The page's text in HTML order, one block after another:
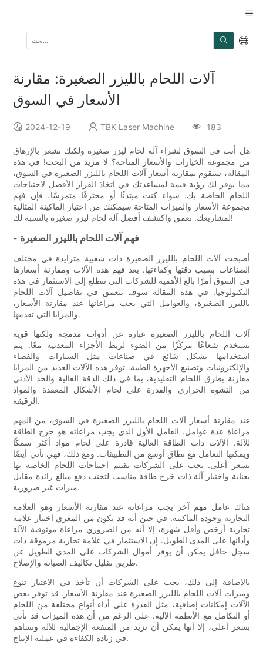
آلات اللحام بالليزر الصغيرة: مقارنة
الأسعار في السوق
2024-12-19 TBK Laser Machine 183
هل أنت في السوق لشراء آلة لحام ليزر صغيرة ولكنك تشعر بالإرهاق
من مجموعة الخيارات والأسعار المتاحة؟ لا مزيد من البحث! في هذه
المقالة، سنقوم بمقارنة أسعار آلات اللحام بالليزر الصغيرة في السوق،
مما يوفر لك رؤية قيمة لمساعدتك في اتخاذ القرار الأفضل لاحتياجات
اللحام الخاصة بك. سواء كنت مبتدئًا أو محترفًا متمرسًا، فإن فهم
مجموعة الأسعار والميزات المتاحة سيمكنك من اختيار الماكينة المثالية
لمشاريعك. تعمق واكتشف أفضل آلة لحام ليزر صغيرة بالنسبة لك!
- فهم آلات اللحام بالليزر الصغيرة
أصبحت آلات اللحام بالليزر الصغيرة ذات شعبية متزايدة في مختلف
الصناعات بسبب دقتها وكفاءتها. يعد فهم هذه الآلات ومقارنة أسعارها
في السوق أمرًا بالغ الأهمية للشركات التي تتطلع إلى الاستثمار في هذه
التكنولوجيا. في هذه المقالة سوف نتعمق في تفاصيل آلات اللحام
بالليزر الصغيرة، والعوامل التي يجب مراعاتها عند مقارنة الأسعار،
والمزايا التي تقدمها.
آلات اللحام بالليزر الصغيرة عبارة عن أدوات مدمجة ولكنها قوية
تستخدم شعاعًا مركّزًا من الضوء لربط الأجزاء المعدنية معًا. يتم
استخدامها بشكل شائع في صناعات مثل السيارات والفضاء
والإلكترونيات وتصنيع الأجهزة الطبية. توفر هذه الآلات العديد من المزايا
مقارنة بطرق اللحام التقليدية، بما في ذلك الدقة العالية والحد الأدنى
من التشوه الحراري والقدرة على لحام الأشكال المعقدة والمواد
الرقيقة.
عند مقارنة أسعار آلات اللحام بالليزر الصغيرة في السوق، من المهم
مراعاة عدة عوامل. العامل الأول الذي يجب مراعاته هو خرج الطاقة
للآلة. الآلات ذات الطاقة العالية قادرة على لحام مواد أكثر سمكًا
ويمكنها التعامل مع نطاق أوسع من التطبيقات. ومع ذلك، فهي تأتي أيضًا
بسعر أعلى. يجب على الشركات تقييم احتياجات اللحام الخاصة بها
بعناية واختيار آلة ذات خرج طاقة مناسب لتجنب دفع مبالغ زائدة مقابل
ميزات غير ضرورية.
هناك عامل مهم آخر يجب مراعاته عند مقارنة الأسعار وهو العلامة
التجارية وجودة الماكينة. في حين أنه قد يكون من المغري اختيار علامة
تجارية أرخص وأقل شهرة، إلا أنه من الضروري مراعاة موثوقية الآلة
وأدائها على المدى الطويل. إن الاستثمار في علامة تجارية مرموقة ذات
سجل حافل يمكن أن يوفر أموال الشركات على المدى الطويل عن
طريق تقليل تكاليف الصيانة والإصلاح.
بالإضافة إلى ذلك، يجب على الشركات أن تأخذ في الاعتبار تنوع
وميزات آلات اللحام بالليزر الصغيرة عند مقارنة الأسعار. قد توفر بعض
الآلات إمكانات إضافية، مثل القدرة على أداء أنواع مختلفة من اللحام
أو التكامل مع الأنظمة الآلية. على الرغم من أن هذه الميزات قد تأتي
بسعر أعلى، إلا أنها يمكن أن تزيد من المنفعة الإجمالية للآلة وتساهم
في زيادة الكفاءة في عملية الإنتاج.